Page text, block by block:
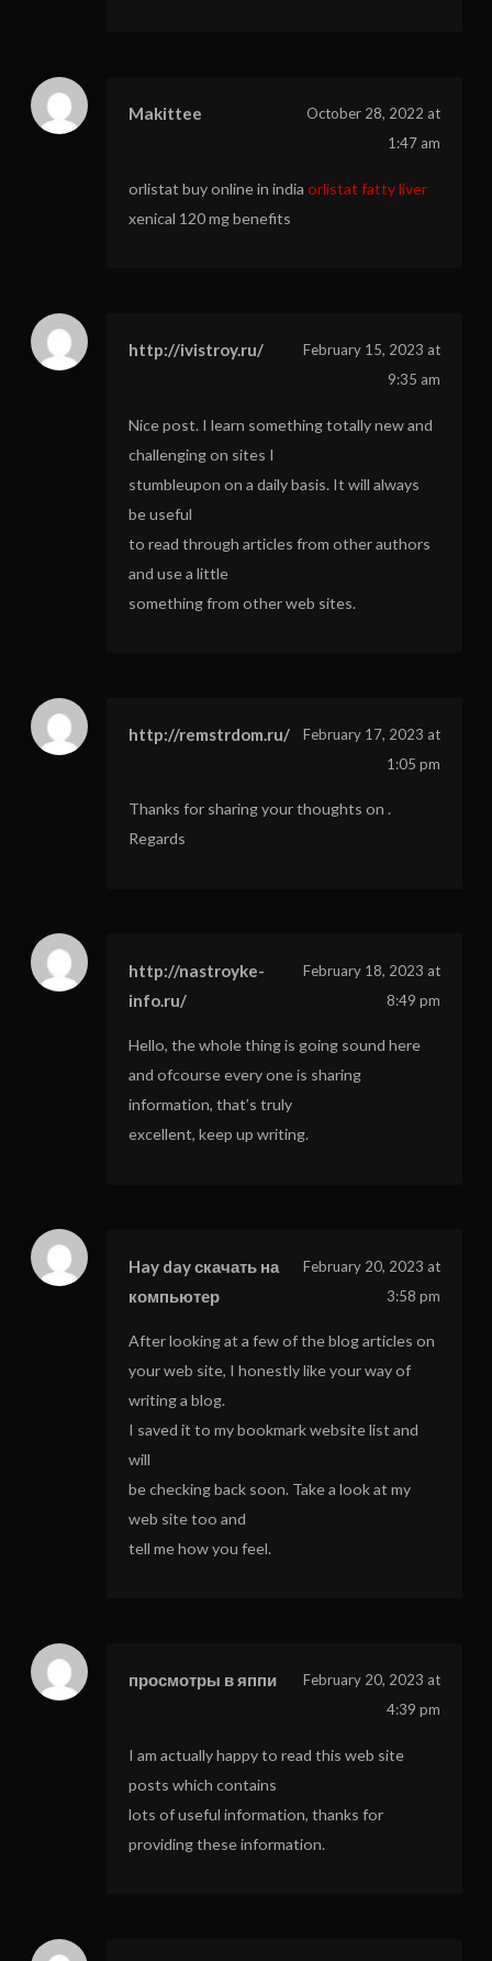
Makittee
October 28, 2022 at
1:47 am
orlistat buy online in india orlistat fatty liver
xenical 120 mg benefits
http://ivistroy.ru/
February 15, 2023 at
9:35 am
Nice post. I learn something totally new and
challenging on sites I
stumbleupon on a daily basis. It will always
be useful
to read through articles from other authors
and use a little
something from other web sites.
http://remstrdom.ru/
February 17, 2023 at
1:05 pm
Thanks for sharing your thoughts on .
Regards
http://nastroyke-
info.ru/
February 18, 2023 at
8:49 pm
Hello, the whole thing is going sound here
and ofcourse every one is sharing
information, that’s truly
excellent, keep up writing.
Hay day скачать на
компьютер
February 20, 2023 at
3:58 pm
After looking at a few of the blog articles on
your web site, I honestly like your way of
writing a blog.
I saved it to my bookmark website list and
will
be checking back soon. Take a look at my
web site too and
tell me how you feel.
просмотры в яппи
February 20, 2023 at
4:39 pm
I am actually happy to read this web site
posts which contains
lots of useful information, thanks for
providing these information.